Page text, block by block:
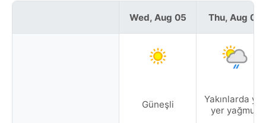
Wed, Aug 05
Güneşli
Thu, Aug 06
Yakınlarda yer
yer yağmur